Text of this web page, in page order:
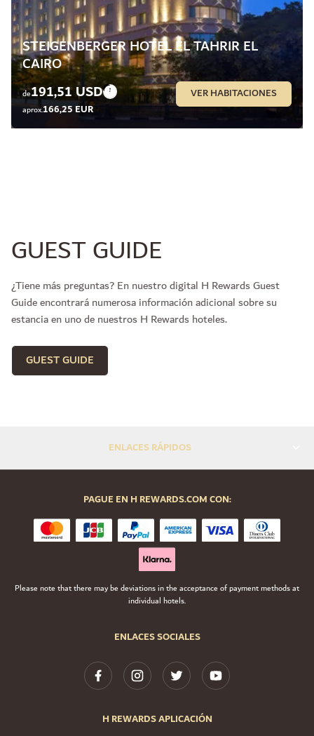
STEIGENBERGER HOTEL EL TAHRIR EL
CAIRO
de191,51 USD
aprox.166,25 EUR
VER HABITACIONES
GUEST GUIDE
¿Tiene más preguntas? En nuestro digital H Rewards Guest
Guide encontrará numerosa información adicional sobre su
estancia en uno de nuestros H Rewards hoteles.
GUEST GUIDE
ENLACES RÁPIDOS
ENLACES SOCIALES
H REWARDS APLICACIÓN
PAGUE EN H REWARDS.COM CON:
Please note that there may be deviations in the acceptance of payment methods at
individual hotels.